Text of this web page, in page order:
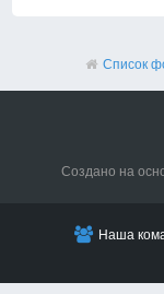
Список
Создано на
Наша